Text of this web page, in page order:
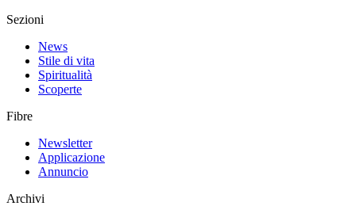
Sezioni
News
Stile di vita
Spiritualità
Scoperte
Fibre
Newsletter
Applicazione
Annuncio
Archivi